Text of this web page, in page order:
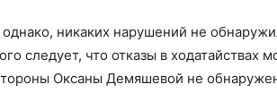
однако, никаких нарушений не
следует, что отказы в ходатайствах
Оксаны Демяшевой не